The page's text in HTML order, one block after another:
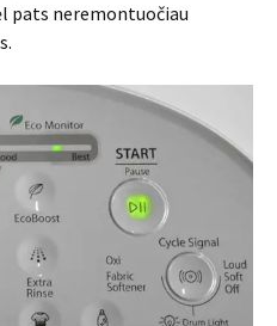
pats neremontuočiau